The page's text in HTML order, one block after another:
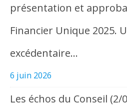
présentation et
Financier Unique 2025.
excédentaire…
6 juin 2026
Les échos du Conseil (2/